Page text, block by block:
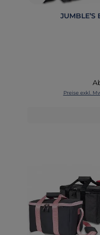
Preise exkl.